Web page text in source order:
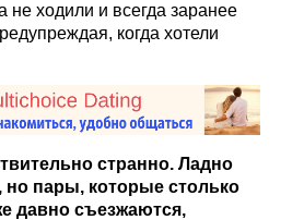
не ходили и всегда заранее
когда хотели
странно. Ладно
но пары, которые столько
давно съезжаются,